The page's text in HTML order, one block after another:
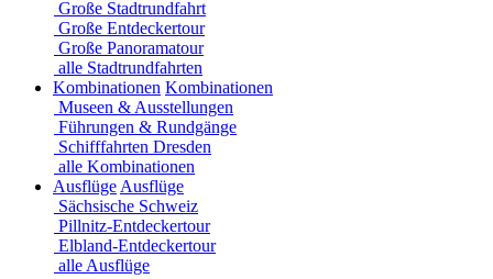
Große Stadtrundfahrt
Große Entdeckertour
Große Panoramatour
alle Stadtrundfahrten
Kombinationen Kombinationen
Museen & Ausstellungen
Führungen & Rundgänge
Schifffahrten Dresden
alle Kombinationen
Ausflüge Ausflüge
Sächsische Schweiz
Pillnitz-Entdeckertour
Elbland-Entdeckertour
alle Ausflüge